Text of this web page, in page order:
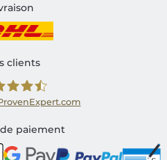
clients
FR
paiement